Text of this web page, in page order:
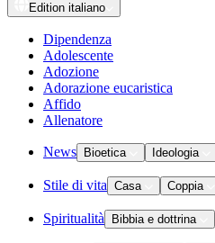
Edition italiano
Dipendenza
Adolescente
Adozione
Adorazione eucaristica
Affido
Allenatore
News Bioetica Ideologia
Stile di vita Casa Coppia
Spiritualità Bibbia e dottrina